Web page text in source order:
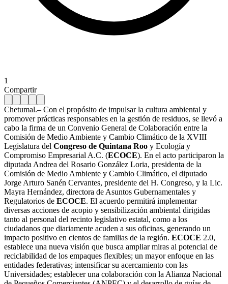
1
Compartir
Chetumal.– Con el propósito de impulsar la cultura ambiental y
promover prácticas responsables en la gestión de residuos, se llevó a
cabo la firma de un Convenio General de Colaboración entre la
Comisión de Medio Ambiente y Cambio Climático de la XVIII
Legislatura del Congreso de Quintana Roo y Ecología y
Compromiso Empresarial A.C. (ECOCE). En el acto participaron la
diputada Andrea del Rosario González Loria, presidenta de la
Comisión de Medio Ambiente y Cambio Climático, el diputado
Jorge Arturo Sanén Cervantes, presidente del H. Congreso, y la Lic.
Mayra Hernández, directora de Asuntos Gubernamentales y
Regulatorios de ECOCE. El acuerdo permitirá implementar
diversas acciones de acopio y sensibilización ambiental dirigidas
tanto al personal del recinto legislativo estatal, como a los
ciudadanos que diariamente acuden a sus oficinas, generando un
impacto positivo en cientos de familias de la región. ECOCE 2.0,
establece una nueva visión que busca ampliar miras al potencial de
reciclabilidad de los empaques flexibles; un mayor enfoque en las
entidades federativas; intensificar su acercamiento con las
Universidades; establecer una colaboración con la Alianza Nacional